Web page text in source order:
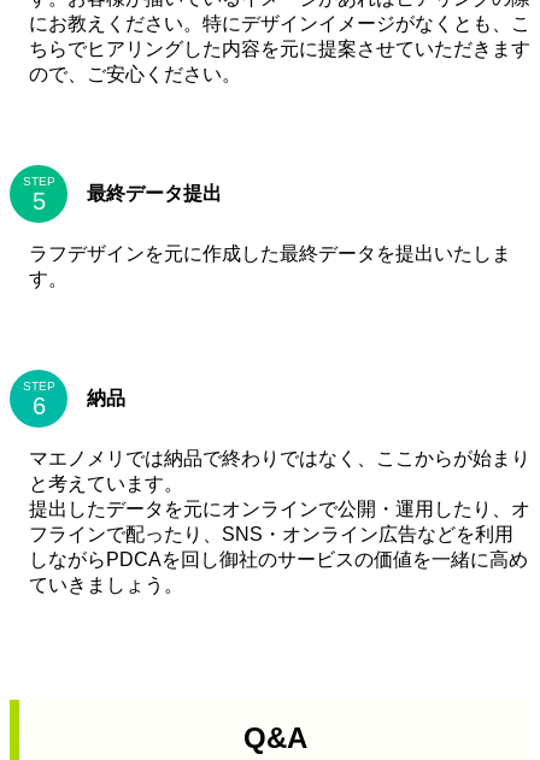
にお教えください。特にデザインイメージがなくとも、こ
ちらでヒアリングした内容を元に提案させていただきます
ので、ご安心ください。
STEP
最終データ提出
ラフデザインを元に作成した最終データを提出いたしま
す。
STEP
納品
マエノメリでは納品で終わりではなく、ここからが始まり
と考えています。
提出したデータを元にオンラインで公開・運用したり、オ
フラインで配ったり、SNS・オンライン広告などを利用
しながらPDCAを回し御社のサービスの価値を一緒に高め
ていきましょう。
Q&A